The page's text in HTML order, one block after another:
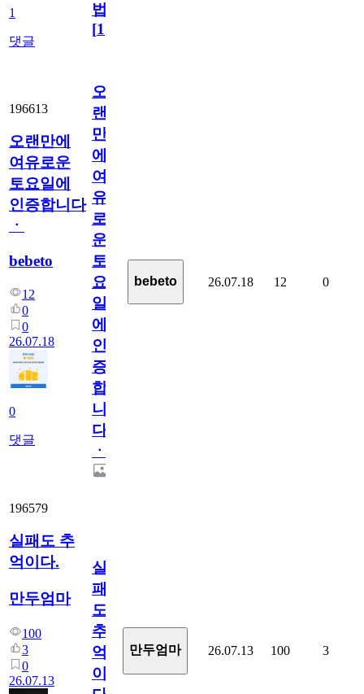
1
댓글
법
[1]
196613
오랜만에
여유로운
토요일에
인증합니다
ㆍ
bebeto
12
0
0
26.07.18
0
댓글
오
랜
만
에
여
유
로
운
토
요
일
에
인
증
합
니
다
ㆍ
bebeto 26.07.18 12 0
196579
실패도 추
억이다.
만두엄마
100
3
0
26.07.13
실
패
도
추
억
이
만두엄마 26.07.13 100 3